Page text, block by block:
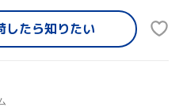
したら知りたい